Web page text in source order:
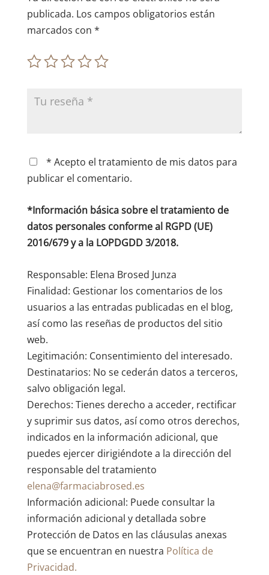
publicada. Los campos obligatorios están
marcados con *
* Acepto el tratamiento de mis datos para
publicar el comentario.
*Información básica sobre el tratamiento de
datos personales conforme al RGPD (UE)
2016/679 y a la LOPDGDD 3/2018.
Responsable: Elena Brosed Junza
Finalidad: Gestionar los comentarios de los
usuarios a las entradas publicadas en el blog,
así como las reseñas de productos del sitio
web.
Legitimación: Consentimiento del interesado.
Destinatarios: No se cederán datos a terceros,
salvo obligación legal.
Derechos: Tienes derecho a acceder, rectificar
y suprimir sus datos, así como otros derechos,
indicados en la información adicional, que
puedes ejercer dirigiéndote a la dirección del
responsable del tratamiento
elena@farmaciabrosed.es
Información adicional: Puede consultar la
información adicional y detallada sobre
Protección de Datos en las cláusulas anexas
que se encuentran en nuestra Política de
Privacidad.